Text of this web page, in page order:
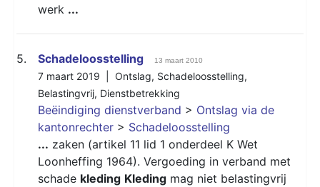
werk ...
5. Schadeloosstelling 13 maart 2010
7 maart 2019 | Ontslag, Schadeloosstelling,
Belastingvrij, Dienstbetrekking
Beëindiging dienstverband > Ontslag via de
kantonrechter > Schadeloosstelling
... zaken (artikel 11 lid 1 onderdeel K Wet
Loonheffing 1964). Vergoeding in verband met
schade kleding Kleding mag niet belastingvrij